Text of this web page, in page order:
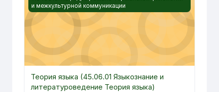
и межкультурной коммуникации
Теория языка (45.06.01 Языкознание и
литературоведение Теория языка)